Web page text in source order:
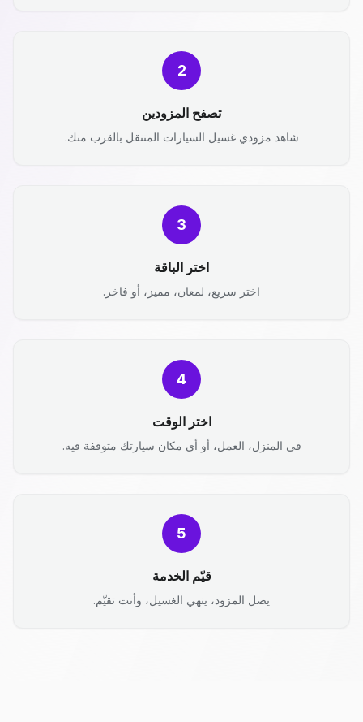
2
تصفح المزودين
شاهد مزودي غسيل السيارات المتنقل بالقرب منك.
3
اختر الباقة
اختر سريع، لمعان، مميز، أو فاخر.
4
اختر الوقت
في المنزل، العمل، أو أي مكان سيارتك متوقفة فيه.
5
قيّم الخدمة
يصل المزود، ينهي الغسيل، وأنت تقيّم.